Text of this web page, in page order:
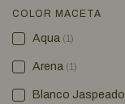
COLOR MACETA
Aqua (1)
Arena (1)
Blanco Jaspeado